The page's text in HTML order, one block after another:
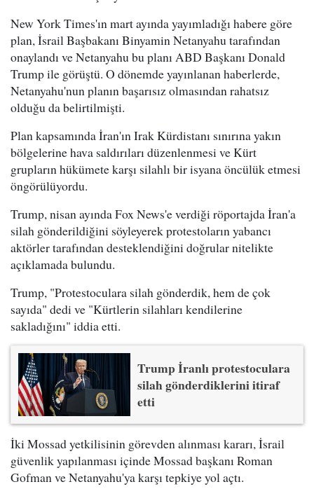
New York Times'ın mart ayında yayımladığı habere göre
plan, İsrail Başbakanı Binyamin Netanyahu tarafından
onaylandı ve Netanyahu bu planı ABD Başkanı Donald
Trump ile görüştü. O dönemde yayınlanan haberlerde,
Netanyahu'nun planın başarısız olmasından rahatsız
olduğu da belirtilmişti.
Plan kapsamında İran'ın Irak Kürdistanı sınırına yakın
bölgelerine hava saldırıları düzenlenmesi ve Kürt
grupların hükümete karşı silahlı bir isyana öncülük etmesi
öngörülüyordu.
Trump, nisan ayında Fox News'e verdiği röportajda İran'a
silah gönderildiğini söyleyerek protestoların yabancı
aktörler tarafından desteklendiğini doğrular nitelikte
açıklamada bulundu.
Trump, "Protestoculara silah gönderdik, hem de çok
sayıda" dedi ve "Kürtlerin silahları kendilerine
sakladığını" iddia etti.
Trump İranlı protestoculara
silah gönderdiklerini itiraf
etti
İki Mossad yetkilisinin görevden alınması kararı, İsrail
güvenlik yapılanması içinde Mossad başkanı Roman
Gofman ve Netanyahu'ya karşı tepkiye yol açtı.